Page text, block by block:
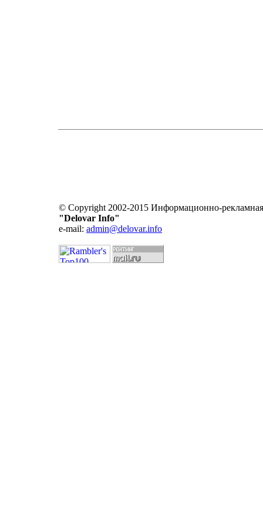
© Copyright 2002-2015 Информационно-
"Delovar Info"
e-mail: admin@delovar.info